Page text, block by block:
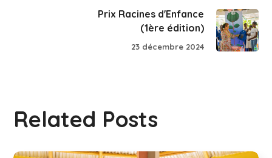
Prix Racines d'Enfance
(1ère édition)
23 décembre 2024
Related Posts